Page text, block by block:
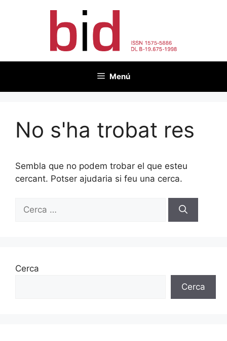
Menú
No s'ha trobat res
Sembla que no podem trobar el que esteu
cercant. Potser ajudaria si feu una cerca.
Cerca:
Cerca
Cerca